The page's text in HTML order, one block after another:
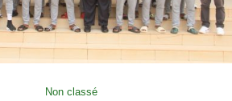
Non classé